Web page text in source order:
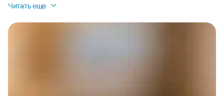
Читать еще